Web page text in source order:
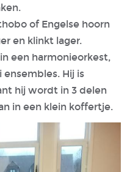
of Engelse hoorn
en klinkt lager.
een harmonieorkest,
Hij is
hij wordt in 3 delen
in een klein koffertje.